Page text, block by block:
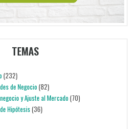
TEMAS
(232)
de Negocio(82)
y Ajuste al Mercado(70)
Hipótesis (36)